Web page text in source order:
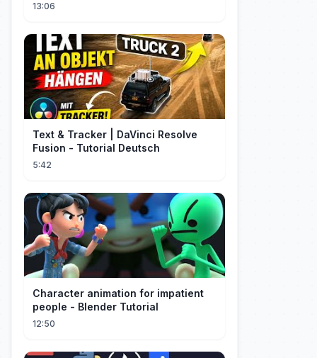
13:06
Text & Tracker | DaVinci Resolve
Fusion - Tutorial Deutsch
5:42
Character animation for impatient
people - Blender Tutorial
12:50